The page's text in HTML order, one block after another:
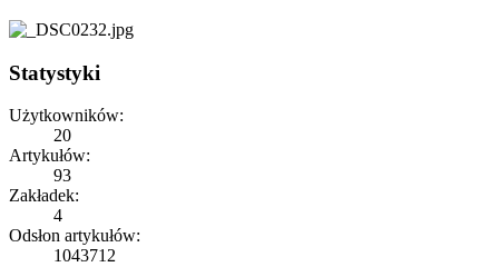
Statystyki
Użytkowników:
20
Artykułów:
93
Zakładek:
4
Odsłon artykułów:
1043712